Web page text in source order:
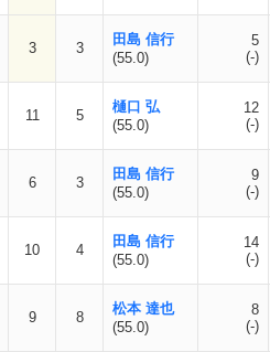
3 3
田島 信行
(55.0)
5
(-)
11 5
樋口 弘
(55.0)
12
(-)
6 3
田島 信行
(55.0)
9
(-)
10 4
田島 信行
(55.0)
14
(-)
9 8
松本 達也
(55.0)
8
(-)